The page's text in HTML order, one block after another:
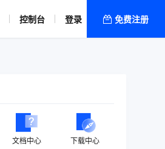
控制台 登录 免费注册
文档中心 下载中心